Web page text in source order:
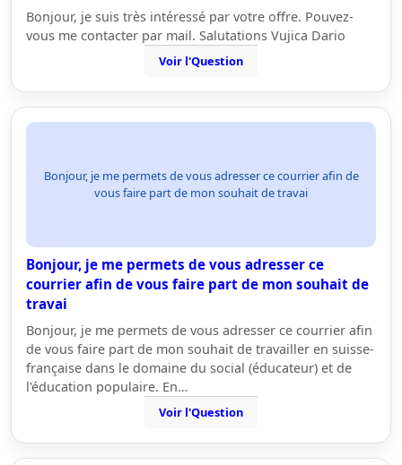
Bonjour, je suis très intéressé par votre offre. Pouvez-
vous me contacter par mail. Salutations Vujica Dario
Voir l'Question
Bonjour, je me permets de vous adresser ce courrier afin de
vous faire part de mon souhait de travai
Bonjour, je me permets de vous adresser ce
courrier afin de vous faire part de mon souhait de
travai
Bonjour, je me permets de vous adresser ce courrier afin
de vous faire part de mon souhait de travailler en suisse-
française dans le domaine du social (éducateur) et de
l'éducation populaire. En…
Voir l'Question